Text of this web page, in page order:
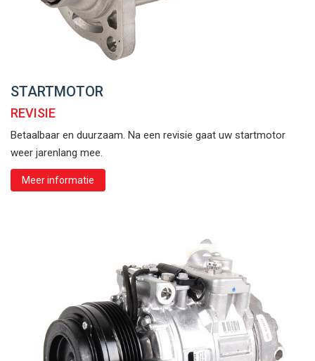
STARTMOTOR
REVISIE
Betaalbaar en duurzaam. Na een revisie gaat uw startmotor
weer jarenlang mee.
Meer informatie